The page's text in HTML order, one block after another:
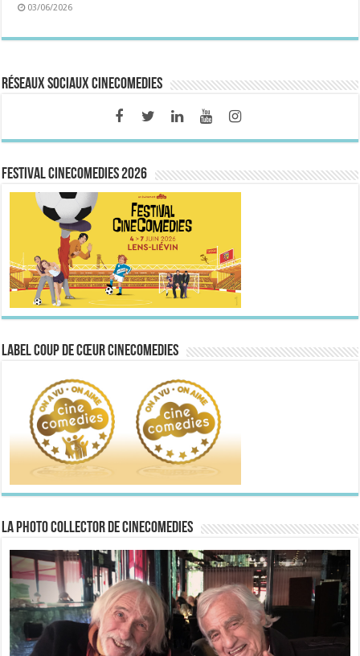
03/06/2026
Réseaux sociaux CineComedies
FESTIVAL CINECOMEDIES 2026
Label Coup de Cœur CineComedies
La Photo collector de CineComedies